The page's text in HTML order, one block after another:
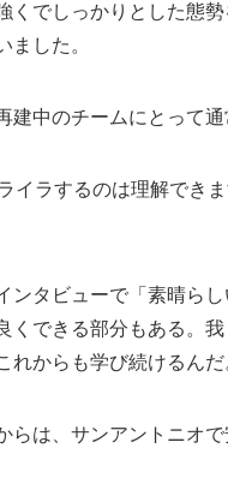
くでしっかりとした態
ました。
建中のチームにとって通
イラするのは理解でき
ンタビューで「素晴ら
くできる部分もある。
れからも学び続けるんだ
らは、サンアントニオ